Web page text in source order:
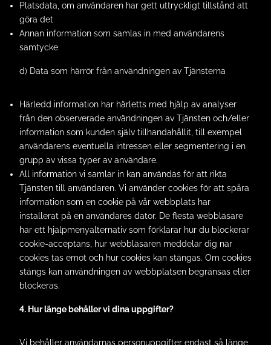
Platsdata, om användaren har gett uttryckligt tillstånd att
göra det
Annan information som samlas in med användarens
samtycke
d) Data som härrör från användningen av Tjänsterna
Härledd information har härletts med hjälp av analyser
från den observerade användningen av Tjänsten och/eller
information som kunden själv tillhandahållit, till exempel
användarens eventuella intressen eller segmentering i en
grupp av vissa typer av användare.
All information vi samlar in kan användas för att rikta
Tjänsten till användaren. Vi använder cookies för att spåra
information som en cookie på vår webbplats har
installerat på en användares dator. De flesta webbläsare
har ett hjälpmenyalternativ som förklarar hur du blockerar
cookie-acceptans, hur webbläsaren meddelar dig när
cookies tas emot och hur cookies kan stängas. Om cookies
stängs kan användningen av webbplatsen begränsas eller
blockeras.
4. Hur länge behåller vi dina uppgifter?
Vi behåller användarnas personuppgifter endast så länge